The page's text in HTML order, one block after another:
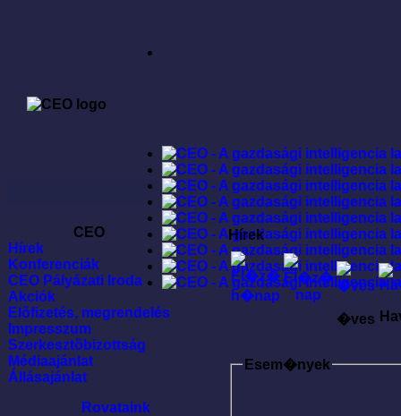
CEO
Hírek
Konferenciák
CEO Pályázati Iroda
Akciók
Elõfizetés, megrendelés
Impresszum
Szerkesztõbizottság
Médiaajánlat
Állásajánlat
Rovataink
Hírek
�ves
Esem�nyek